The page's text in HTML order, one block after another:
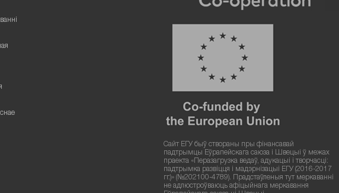
Сайт ЕГУ быў створаны пры фінансавай
падтрымцы Еўрапейскага саюза і Швецыі ў межах
праекта «Перазагрузка ведаў, адукацыі і творчасці:
падтрымка развіцця і мадэрнізацыі ЕГУ (2016-2017
гг.)» (№202100-4789). Прадстаўленыя тут меркаванні
не адлюстроўваюць афіцыйнага меркавання